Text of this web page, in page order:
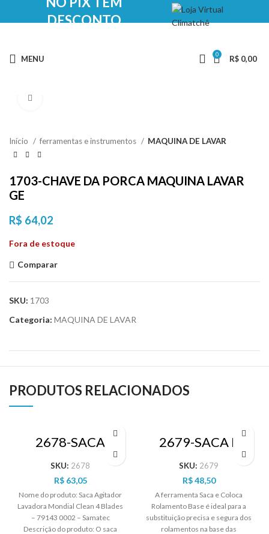
DESCONTO
MENU 0 R$ 0,00
Início ferramentas e instrumentos MAQUINA DE LAVAR
1703-CHAVE DA PORCA MAQUINA LAVAR
GE
R$ 64,02
Fora de estoque
Comparar
SKU: 1703
Categoria: MAQUINA DE LAVAR
PRODUTOS RELACIONADOS
2678-SACA
AGITADOR
LAVADORA
MONDIAL CLEAN
4 BLADES
SKU: 2678
R$63,05
Nome do produto: Saca Agitador
Lavadora Mondial Clean 4 Blades
– 79143 0002 – Samatec
Descrição do produto: O saca
2679-SACA E
COLOCA
ROLAMENTO
BASE LAVADORA
BRASTEMP CON
SKU: 2679
R$48,50
A ferramenta Saca e Coloca
Rolamento Base é ideal para a
substituição precisa e segura dos
rolamentos na base das